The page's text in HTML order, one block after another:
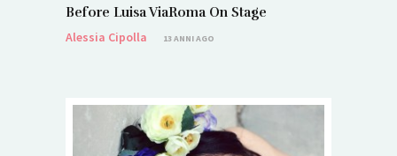
Before Luisa ViaRoma On Stage
Alessia Cipolla
13 ANNI AGO